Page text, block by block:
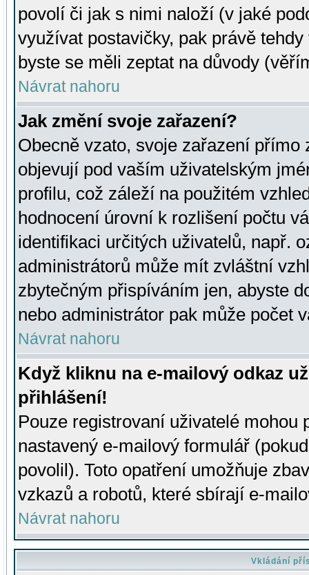
povolí či jak s nimi naloží (v jaké
využívat postavičky, pak právě
byste se měli zeptat na důvody
Návrat nahoru
Jak změní svoje zařazení?
Obecně vzato, svoje zařazení přímo
objevují pod vaším uživatelským
profilu, což záleží na použitém
hodnocení úrovní k rozlišení počtu
identifikaci určitých uživatelů, např.
administrátorů může mít zvláštní
zbytečným přispíváním jen, abyste
nebo administrátor pak může počet
Návrat nahoru
Když kliknu na e-mailový odkaz
přihlášení!
Pouze registrovaní uživatelé mohou
nastavený e-mailový formulář
povolil). Toto opatření umožňuje
vzkazů a robotů, které sbírají e-
Návrat nahoru
Vkládání